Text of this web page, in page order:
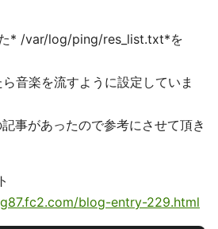
* /var/log/ping/res_list.txt*を
音楽を流すように設定していま
事があったので参考にさせて頂き
blog-entry-229.html